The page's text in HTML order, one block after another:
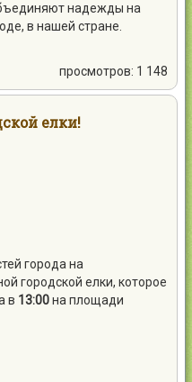
надежды на
в нашей стране.
просмотров: 1 148
елки!
города на
городской елки, которое
в 13:00на площади